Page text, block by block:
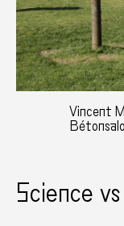
Vincent
Science